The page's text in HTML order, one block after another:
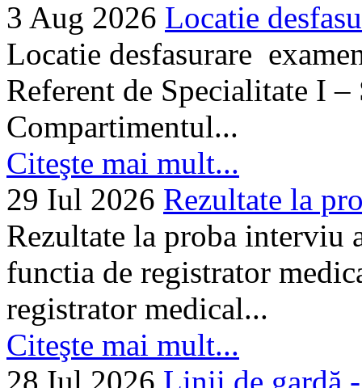
3 Aug 2026 Locatie
Locatie desfasurare
Referent de Specialitate I
Compartimentul...
Citeşte mai mult...
29 Iul 2026 Rezultate la
Rezultate la proba interviu
functia de registrator
registrator medical...
Citeşte mai mult...
28 Iul 2026 Linii de gardă